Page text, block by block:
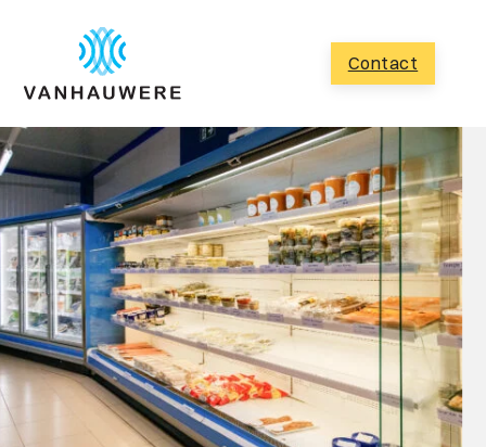
Contact